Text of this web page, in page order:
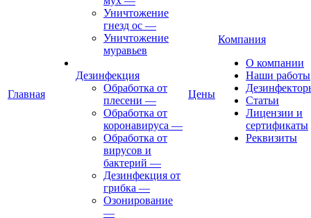
Главная
Уничтожение
гнезд ос —
Уничтожение
муравьев
Дезинфекция
Обработка от
плесени —
Обработка от
коронавируса —
Обработка от
вирусов и
бактерий —
Дезинфекция от
грибка —
Озонирование
—
Цены
Компания
О компании
Наши работы
Статьи
Лицензии и
сертификаты
Реквизиты